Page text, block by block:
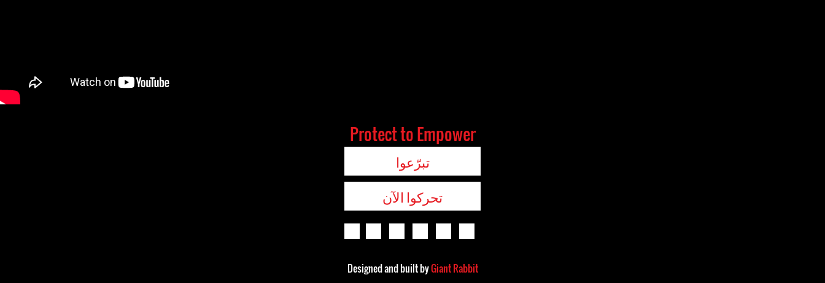
Protect to Empower
تبرّعوا
تحركوا الآن
Designed and built byGiant Rabbit